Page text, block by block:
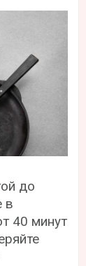
до
в
40 минут